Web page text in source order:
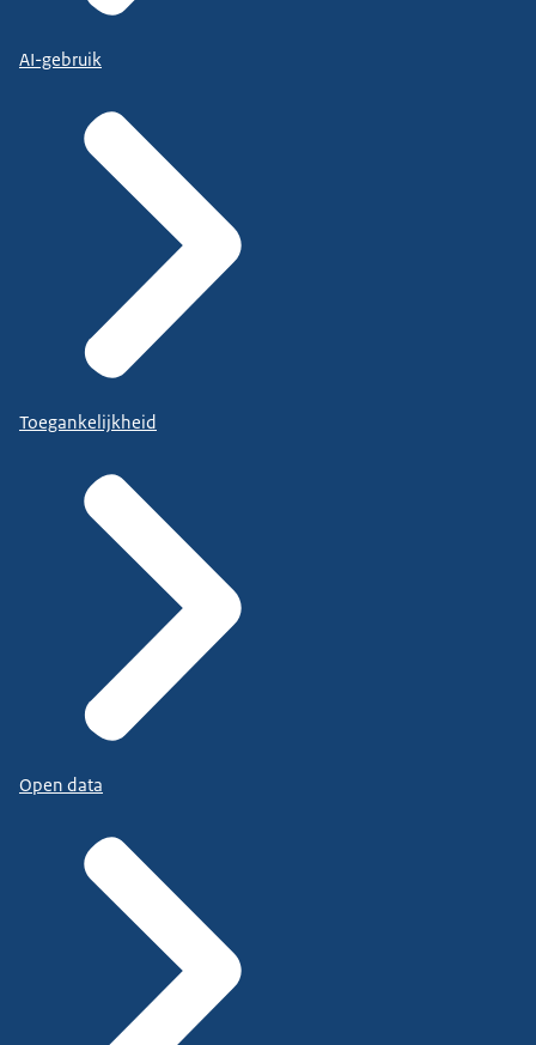
AI-gebruik
Toegankelijkheid
Open data